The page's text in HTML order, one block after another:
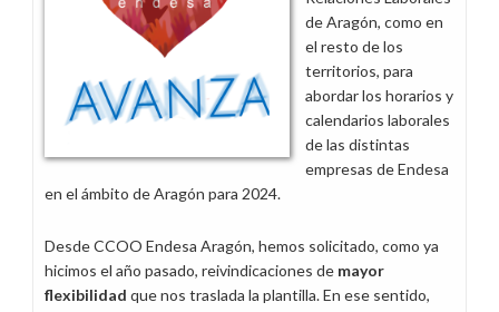
siga
contando
como
tiempo
de
de Aragón, como en
el resto de los
territorios, para
abordar los horarios y
calendarios laborales
de las distintas
empresas de Endesa
en el ámbito de Aragón para 2024.
Desde CCOO Endesa Aragón, hemos solicitado, como ya
hicimos el año pasado, reivindicaciones de mayor
flexibilidad que nos traslada la plantilla. En ese sentido,